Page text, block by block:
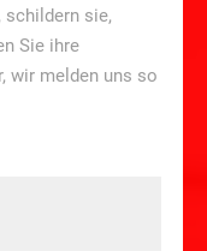
schildern sie,
Sie ihre
wir melden uns so